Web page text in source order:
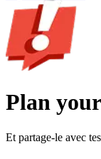
Plan
Et partage-le avec